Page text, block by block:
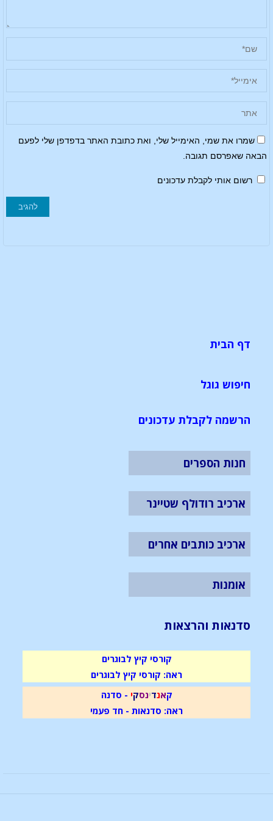
שמרו את שמי, האימייל שלי, ואת כתובת האתר בדפדפן שלי לפעם
הבאה שאפרסם תגובה.
רשום אותי לקבלת עדכונים
דף הבית
חיפוש גוגל
הרשמה לקבלת עדכונים
חנות הספרים
ארכיב רודולף שטיינר
ארכיב כותבים אחרים
אומנות
סדנאות והרצאות
קורסי קיץ לבוגרים
ראה: קורסי קיץ לבוגרים
קאנדינסקי - סדנה
ראה: סדנאות - חד פעמי